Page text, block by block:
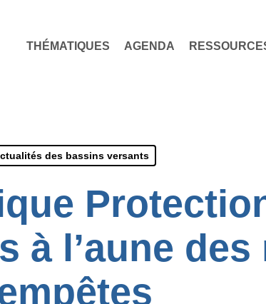
THÉMATIQUES AGENDA
des bassins versants
à l’aune des